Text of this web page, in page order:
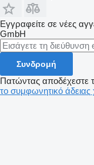
Εγγραφείτε σε νέες
GmbH
Συνδρομή
Πατώντας αποδέχεστε
το συμφωνητικό άδειας